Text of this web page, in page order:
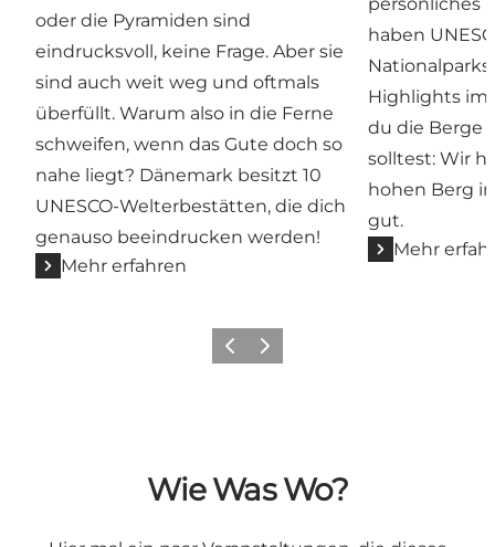
oder die Pyramiden sind
eindrucksvoll, keine Frage. Aber sie
sind auch weit weg und oftmals
überfüllt. Warum also in die Ferne
schweifen, wenn das Gute doch so
nahe liegt? Dänemark besitzt 10
UNESCO-Welterbestätten, die dich
genauso beeindrucken werden!
Mehr erfahren
haben
Highlights im
du die Berge
solltest: Wir
hohen Berg
gut.
Mehr
ZurückWeiter
Wie Was Wo?